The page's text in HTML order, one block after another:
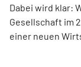
Dabei wird klar:
Gesellschaft im
einer neuen